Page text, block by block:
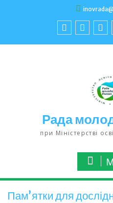
Рада
при Міністерстві
Памʼятки для